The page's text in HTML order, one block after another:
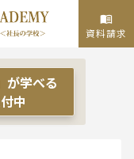
資料請求
が学べる
中